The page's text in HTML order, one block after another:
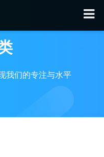
我们的专注与水平